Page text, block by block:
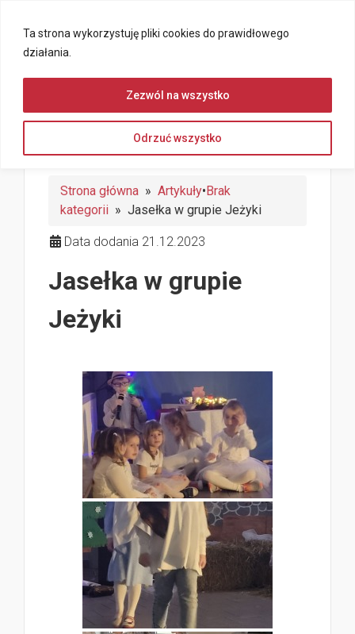
Ta strona wykorzystuję pliki cookies do prawidłowego
działania.
Odrzuć wszystko
Zezwól na wszystko
Strona główna » Artykuły•Brak
kategorii » Jasełka w grupie Jeżyki
Data dodania 21.12.2023
Jasełka w grupie
Jeżyki